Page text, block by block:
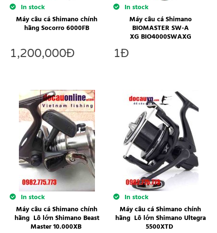
In stock
Máy câu cá Shimano chính
hãng Socorro 6000FB
1,200,000Đ
In stock
Máy câu cá Shimano
BIOMASTER SW-A
XG BIO4000SWAXG
1Đ
In stock
Máy câu cá Shimano chính
hãng Lô lớn Shimano Beast
Master 10.000XB
In stock
Máy câu cá Shimano chính
hãng Lô lớn Shimano Ultegra
5500XTD